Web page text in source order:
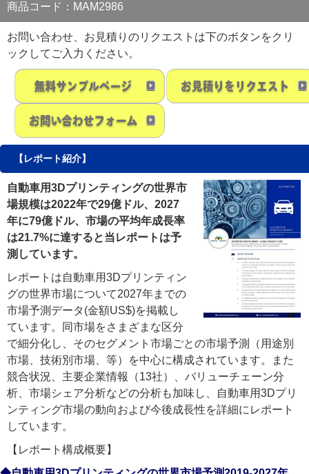
商品コード：MAM2986
お問い合わせ、お見積りのリクエストは下のボタンをクリ
ックしてご入力ください。
【レポート紹介】
自動車用3Dプリンティングの世界市
場規模は2022年で29億ドル、2027
年に79億ドル、市場の平均年成長率
は21.7%に達すると当レポートは予
測しています。
レポートは自動車用3Dプリンティン
グの世界市場について2027年までの
市場予測データ(金額US$)を掲載し
ています。同市場をさまざまな区分
で細分化し、そのセグメント市場ごとの市場予測（用途別
市場、技術別市場、等）を中心に構成されています。また
競合状況、主要企業情報（13社）、バリューチェーン分
析、市場シェア分析などの分析も加味し、自動車用3Dプリ
ンティング市場の動向および今後成長性を詳細にレポート
しています。
【レポート構成概要】